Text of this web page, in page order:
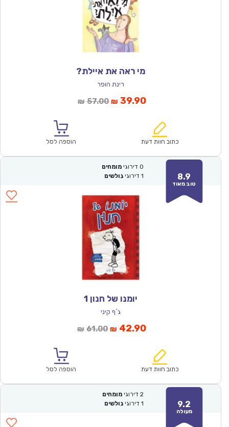
מי ראה את איילת?
רינת הופר
₪ 57.00המחיר
₪57.00.
₪ 39.90המחיר
הוא:
כתוב חוות דעת הוספה לסל
8.9
טוב מאוד
0 דירוגי מומחים
1 דירוגי גולשים
יומנו של חנון 1
ג`ף קיני
₪ 61.00המחיר
₪61.00.
₪ 42.90המחיר
הוא:
כתוב חוות דעת הוספה לסל
9.2
מעולה
2 דירוגי מומחים
1 דירוגי גולשים